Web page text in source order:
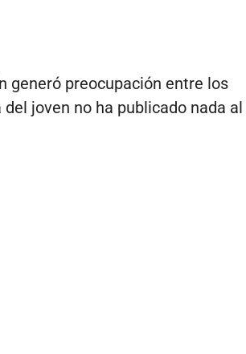
generó preocupación entre los
joven no ha publicado nada